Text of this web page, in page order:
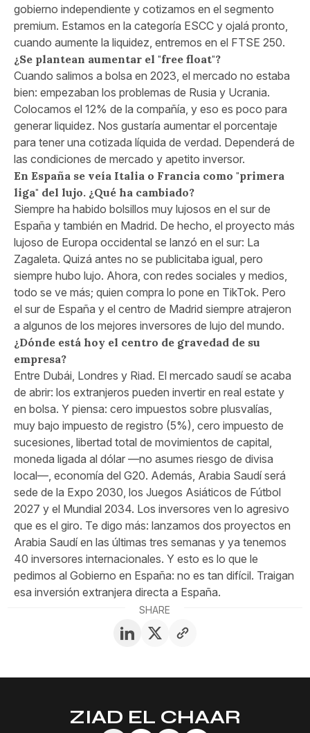
gobierno independiente y cotizamos en el segmento
premium. Estamos en la categoría ESCC y ojalá pronto,
cuando aumente la liquidez, entremos en el FTSE 250.
¿Se plantean aumentar el "free float"?
Cuando salimos a bolsa en 2023, el mercado no estaba
bien: empezaban los problemas de Rusia y Ucrania.
Colocamos el 12% de la compañía, y eso es poco para
generar liquidez. Nos gustaría aumentar el porcentaje
para tener una cotizada líquida de verdad. Dependerá de
las condiciones de mercado y apetito inversor.
En España se veía Italia o Francia como "primera
liga" del lujo. ¿Qué ha cambiado?
Siempre ha habido bolsillos muy lujosos en el sur de
España y también en Madrid. De hecho, el proyecto más
lujoso de Europa occidental se lanzó en el sur: La
Zagaleta. Quizá antes no se publicitaba igual, pero
siempre hubo lujo. Ahora, con redes sociales y medios,
todo se ve más; quien compra lo pone en TikTok. Pero
el sur de España y el centro de Madrid siempre atrajeron
a algunos de los mejores inversores de lujo del mundo.
¿Dónde está hoy el centro de gravedad de su
empresa?
Entre Dubái, Londres y Riad. El mercado saudí se acaba
de abrir: los extranjeros pueden invertir en real estate y
en bolsa. Y piensa: cero impuestos sobre plusvalías,
muy bajo impuesto de registro (5%), cero impuesto de
sucesiones, libertad total de movimientos de capital,
moneda ligada al dólar —no asumes riesgo de divisa
local—, economía del G20. Además, Arabia Saudí será
sede de la Expo 2030, los Juegos Asiáticos de Fútbol
2027 y el Mundial 2034. Los inversores ven lo agresivo
que es el giro. Te digo más: lanzamos dos proyectos en
Arabia Saudí en las últimas tres semanas y ya tenemos
40 inversores internacionales. Y esto es lo que le
pedimos al Gobierno en España: no es tan difícil. Traigan
esa inversión extranjera directa a España.
SHARE
ZIAD EL CHAAR